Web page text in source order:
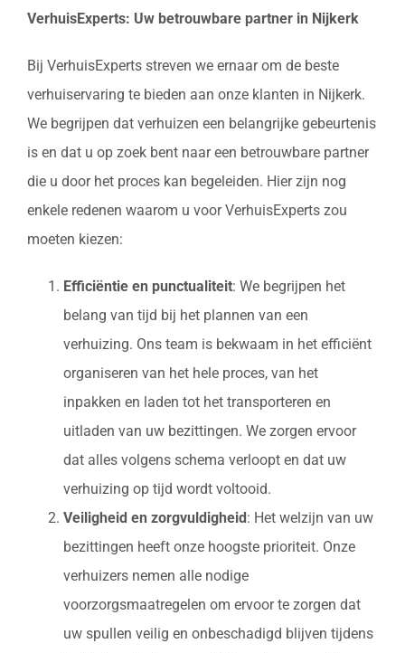
VerhuisExperts: Uw betrouwbare partner in Nijkerk
Bij VerhuisExperts streven we ernaar om de beste
verhuiservaring te bieden aan onze klanten in Nijkerk.
We begrijpen dat verhuizen een belangrijke gebeurtenis
is en dat u op zoek bent naar een betrouwbare partner
die u door het proces kan begeleiden. Hier zijn nog
enkele redenen waarom u voor VerhuisExperts zou
moeten kiezen:
Efficiëntie en punctualiteit: We begrijpen het
belang van tijd bij het plannen van een
verhuizing. Ons team is bekwaam in het efficiënt
organiseren van het hele proces, van het
inpakken en laden tot het transporteren en
uitladen van uw bezittingen. We zorgen ervoor
dat alles volgens schema verloopt en dat uw
verhuizing op tijd wordt voltooid.
Veiligheid en zorgvuldigheid : Het welzijn van uw
bezittingen heeft onze hoogste prioriteit. Onze
verhuizers nemen alle nodige
voorzorgsmaatregelen om ervoor te zorgen dat
uw spullen veilig en onbeschadigd blijven tijdens